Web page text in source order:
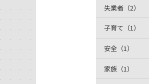
失業者（2）
子育て（1）
安全（1）
家族（1）